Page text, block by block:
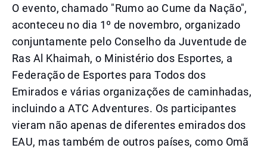
O evento, chamado "Rumo ao Cume da Nação",
aconteceu no dia 1º de novembro, organizado
conjuntamente pelo Conselho da Juventude de
Ras Al Khaimah, o Ministério dos Esportes, a
Federação de Esportes para Todos dos
Emirados e várias organizações de caminhadas,
incluindo a ATC Adventures. Os participantes
vieram não apenas de diferentes emirados dos
EAU, mas também de outros países, como Omã